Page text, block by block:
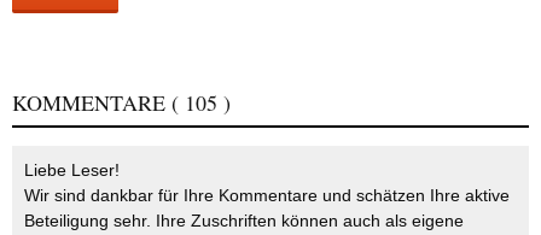
KOMMENTARE ( 105 )
Liebe Leser!
Wir sind dankbar für Ihre Kommentare und schätzen Ihre aktive
Beteiligung sehr. Ihre Zuschriften können auch als eigene